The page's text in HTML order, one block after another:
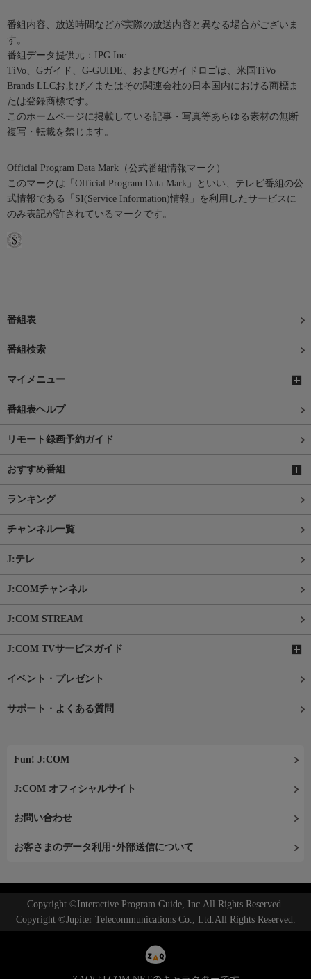
番組内容、放送時間などが実際の放送内容と異なる場合がございま
す。
番組データ提供元：IPG Inc.
TiVo、Gガイド、G-GUIDE、およびGガイドロゴは、米国TiVo
Brands LLCおよび／またはその関連会社の日本国内における商標ま
たは登録商標です。
このホームページに掲載している記事・写真等あらゆる素材の無断
複写・転載を禁じます。
Official Program Data Mark（公式番組情報マーク）
このマークは「Official Program Data Mark」といい、テレビ番組の公
式情報である「SI(Service Information)情報」を利用したサービスに
のみ表記が許されているマークです。
番組表
番組検索
マイメニュー
番組表ヘルプ
リモート録画予約ガイド
おすすめ番組
ランキング
チャンネル一覧
J:テレ
J:COMチャンネル
J:COM STREAM
J:COM TVサービスガイド
イベント・プレゼント
サポート・よくある質問
Fun! J:COM
J:COM オフィシャルサイト
お問い合わせ
お客さまのデータ利用･外部送信について
Copyright ©Interactive Program Guide, Inc.All Rights Reserved.
Copyright ©Jupiter Telecommunications Co., Ltd.All Rights Reserved.